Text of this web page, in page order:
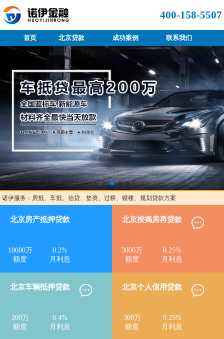
400-158-5507
首页 北京贷款 成功案例 联系我们
诺伊服务：房抵、车抵、信贷、垫资、过桥、赎楼、规划贷款方案
北京房产抵押贷款
10000万
额度
0.2%
月利息
北京按揭房再贷款
3000万
额度
0.25%
月利息
北京车辆抵押贷款
200万
额度
0.4%
月利息
北京个人信用贷款
300万
额度
0.25%
月利息